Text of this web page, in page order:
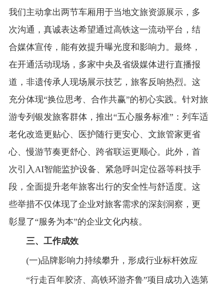
我们主动拿出两节车厢用于当地文旅资源展示，多
次沟通，真诚表达希望通过高铁这一流动平台，结
合媒体宣传，能有效提升曝光度和影响力。最终，
在开通活动现场，多家中央及省级媒体进行直播报
道，非遗传承人现场展示技艺，旅客反响热烈。这
充分体现“换位思考、合作共赢”的初心实践。针对旅
游专列银发旅客群体，推出“五心服务标准”：列车适
老化改造更贴心、医护随行更安心、文旅管家更省
心、慢游节奏更舒心、跨省联运更顺心。此外，首
次引入AI智能监护设备、紧急呼叫定位器等科技手
段，全面提升老年旅客出行的安全性与舒适度。这
些举措不仅体现了企业对旅客需求的深刻洞察，更
彰显了“服务为本”的企业文化内核。
三、工作成效
(一)品牌影响力持续攀升，形成行业标杆效应
“行走百年胶济、高铁环游齐鲁”项目成功入选第